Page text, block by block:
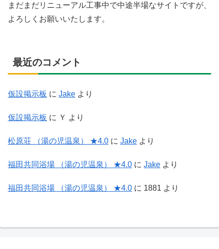
まだまだリニューアル工事中で中途半場なサイトですが、
よろしくお願いいたします。
最近のコメント
仮設掲示板 に Jake より
仮設掲示板 に Ｙ より
松原荘 （湯の児温泉） ★4.0 に Jake より
福田共同浴場 （湯の児温泉） ★4.0 に Jake より
福田共同浴場 （湯の児温泉） ★4.0 に 1881 より